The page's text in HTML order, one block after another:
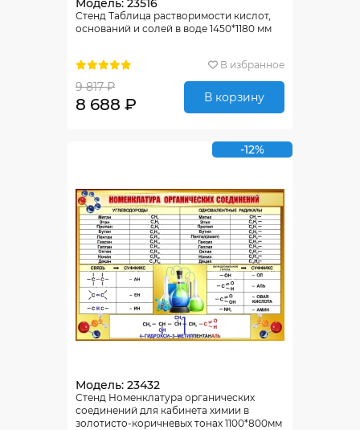
Модель: 23516
Стенд Таблица растворимости кислот,
оснований и солей в воде 1450*1180 мм
В избранное
9 817 ₽
8 688 ₽ В корзину
-12%
Модель: 23432
Стенд Номенклатура органических
соединений для кабинета химии в
золотисто-коричневых тонах 1100*800мм